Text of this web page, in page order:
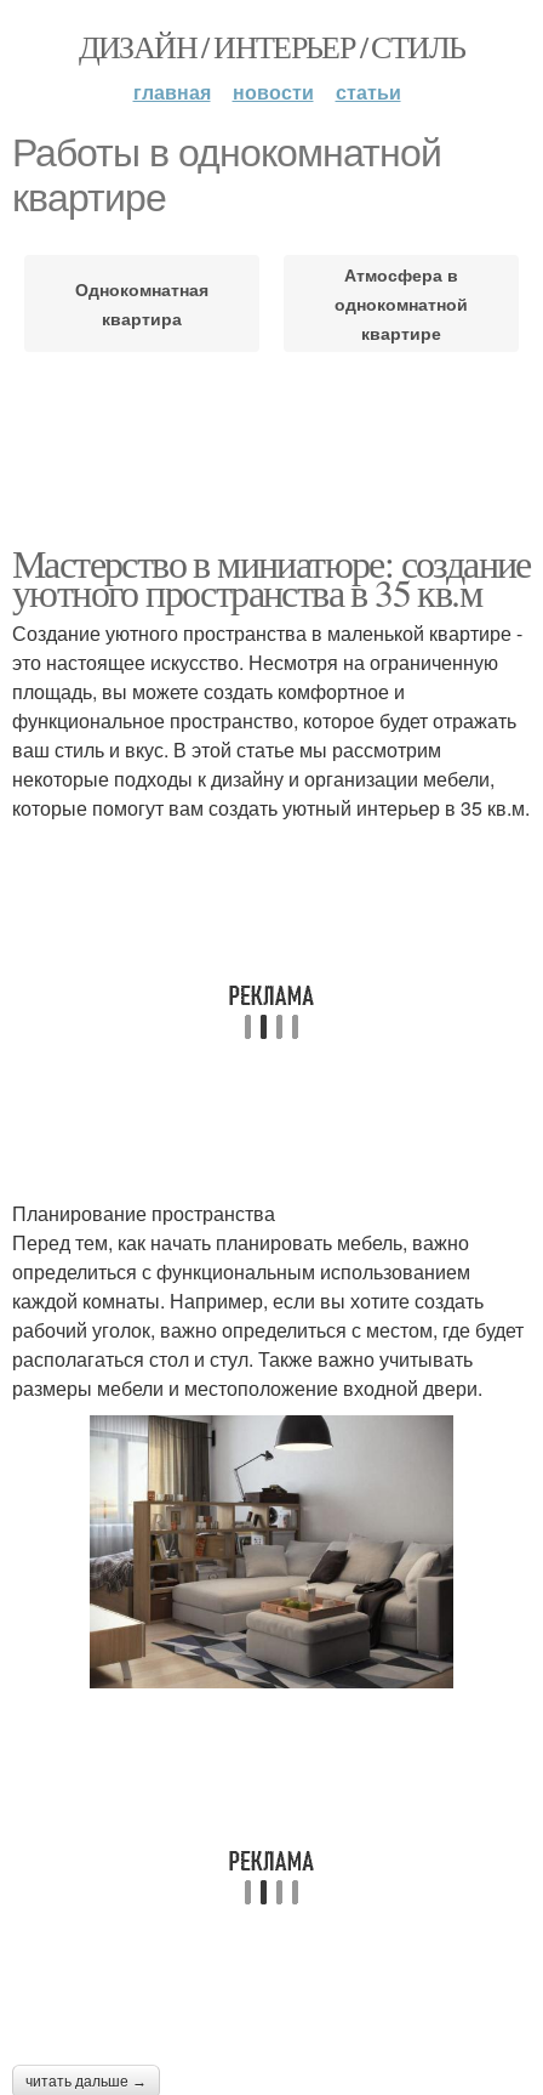
ДИЗАЙН / ИНТЕРЬЕР / СТИЛЬ
главная новости статьи
Работы в однокомнатной
квартире
Однокомнатная
квартира
Атмосфера в
однокомнатной
квартире
Мастерство в миниатюре: создание
уютного пространства в 35 кв.м
Создание уютного пространства в маленькой квартире -
это настоящее искусство. Несмотря на ограниченную
площадь, вы можете создать комфортное и
функциональное пространство, которое будет отражать
ваш стиль и вкус. В этой статье мы рассмотрим
некоторые подходы к дизайну и организации мебели,
которые помогут вам создать уютный интерьер в 35 кв.м.
Планирование пространства
Перед тем, как начать планировать мебель, важно
определиться с функциональным использованием
каждой комнаты. Например, если вы хотите создать
рабочий уголок, важно определиться с местом, где будет
располагаться стол и стул. Также важно учитывать
размеры мебели и местоположение входной двери.
читать дальше →